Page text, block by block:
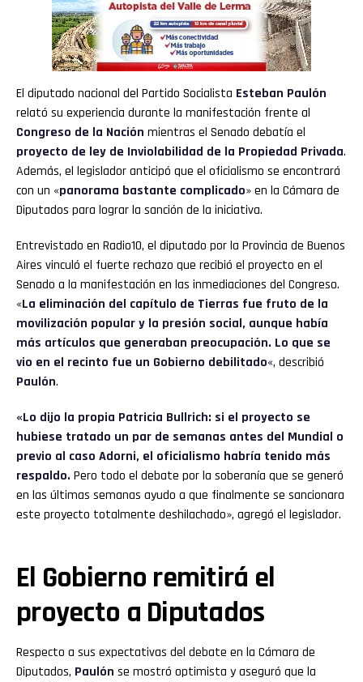
El diputado nacional del Partido Socialista Esteban Paulón
relató su experiencia durante la manifestación frente al
Congreso de la Nación mientras el Senado debatía el
proyecto de ley de Inviolabilidad de la Propiedad Privada.
Además, el legislador anticipó que el oficialismo se encontrará
con un «panorama bastante complicado» en la Cámara de
Diputados para lograr la sanción de la iniciativa.
Entrevistado en Radio10, el diputado por la Provincia de Buenos
Aires vinculó el fuerte rechazo que recibió el proyecto en el
Senado a la manifestación en las inmediaciones del Congreso.
«La eliminación del capítulo de Tierras fue fruto de la
movilización popular y la presión social, aunque había
más artículos que generaban preocupación. Lo que se
vio en el recinto fue un Gobierno debilitado«, describió
Paulón.
«Lo dijo la propia Patricia Bullrich: si el proyecto se
hubiese tratado un par de semanas antes del Mundial o
previo al caso Adorni, el oficialismo habría tenido más
respaldo. Pero todo el debate por la soberanía que se generó
en las últimas semanas ayudo a que finalmente se sancionara
este proyecto totalmente deshilachado», agregó el legislador.
El Gobierno remitirá el
proyecto a Diputados
Respecto a sus expectativas del debate en la Cámara de
Diputados, Paulón se mostró optimista y aseguró que la